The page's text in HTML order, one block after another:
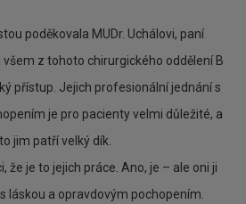
poděkovala MUDr. Uchálovi, paní
všem z tohoto chirurgického oddělení B
přístup. Jejich profesionální jednání s
je pro pacienty velmi důležité, a
jim patří velký dík.
že je to jejich práce. Ano, je – ale oni ji
láskou a opravdovým pochopením.